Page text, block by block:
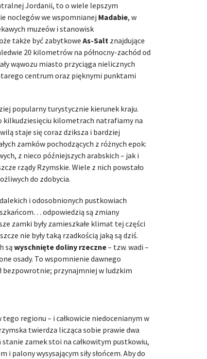
Jordanii, to o wiele lepszym
noclegów we wspomnianej Madabie, w
muzeów i stanowisk
także być zabytkoweAs-Salt znajdujące
20 kilometrów na północny-zachód od
wąwozu miasto przyciąga nielicznych
centrum oraz pięknymi punktami
popularny turystycznie kierunek kraju.
kilkudziesięciu kilometrach natrafiamy na
staje się coraz dziksza i bardziej
zamków pochodzących z różnych epok:
z nieco późniejszych arabskich – jak i
rządy Rzymskie. Wiele z nich powstało
do zdobycia.
i odosobnionych pustkowiach
odpowiedzią są zmiany
zamki były zamieszkałe klimat tej części
nie były taką rzadkością jaką są dziś.
są wyschnięte doliny rzeczne– tzw. wadi –
osady. To wspomnienie dawnego
bezpowrotnie; przynajmniej w ludzkim
regionu – i całkowicie niedocenianym w
twierdza licząca sobie prawie dwa
zamek stoi na całkowitym pustkowiu,
palony wysysającym siły słońcem. Aby do